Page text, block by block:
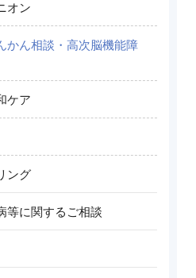
オン
かん相談・ 高次脳機能障
ケア
ング
等に関するご相談